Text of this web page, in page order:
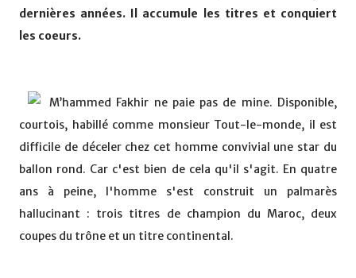
dernières années. Il accumule les titres et conquiert
les coeurs.
M’hammed Fakhir ne paie pas de mine. Disponible,
courtois, habillé comme monsieur Tout-le-monde, il est
difficile de déceler chez cet homme convivial une star du
ballon rond. Car c'est bien de cela qu'il s'agit. En quatre
ans à peine, l'homme s'est construit un palmarès
hallucinant : trois titres de champion du Maroc, deux
coupes du trône et un titre continental.